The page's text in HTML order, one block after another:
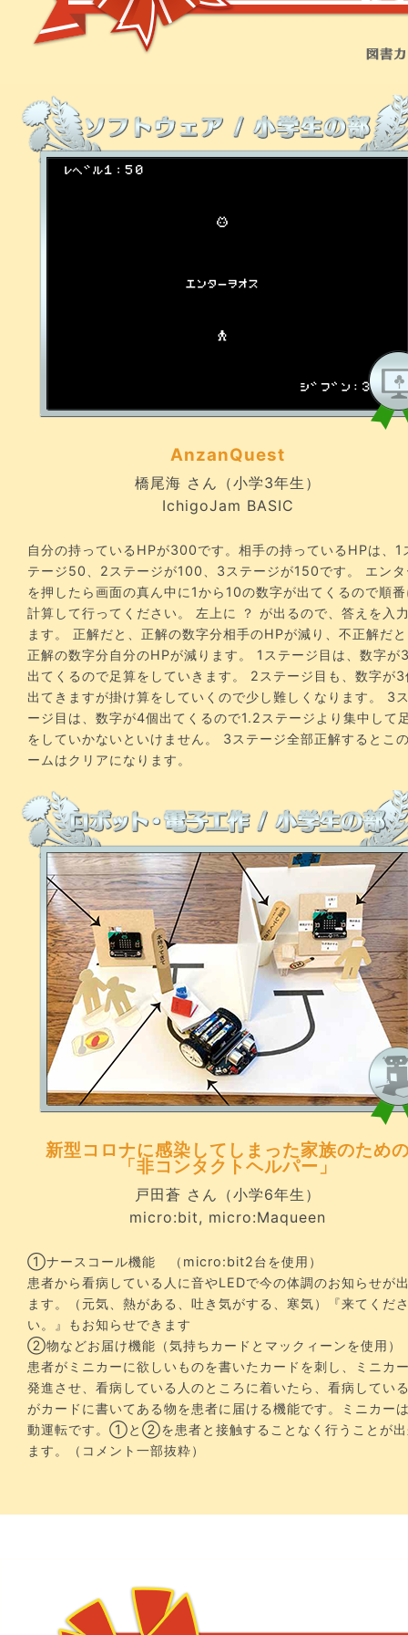
AnzanQuest
橋尾海 さん（小学3年生）
IchigoJam BASIC
自分の持っているHPが300です。相手の持っているHPは、1
テージ50、2ステージが100、3ステージが150です。 エン
を押したら画面の真ん中に1から10の数字が出てくるので順
計算して行ってください。 左上に ？ が出るので、答えを入
ます。 正解だと、正解の数字分相手のHPが減り、不正解だ
正解の数字分自分のHPが減ります。 1ステージ目は、数字が
出てくるので足算をしていきます。 2ステージ目も、数字が3
出てきますが掛け算をしていくので少し難しくなります。 3
ージ目は、数字が4個出てくるので1.2ステージより集中して
をしていかないといけません。 3ステージ全部正解するとこ
ームはクリアになります。
新型コロナに感染してしまった家族のため
「非コンタクトヘルパー」
戸田蒼 さん（小学6年生）
micro:bit, micro:Maqueen
①ナースコール機能 （micro:bit2台を使用）
患者から看病している人に音やLEDで今の体調のお知らせが
ます。（元気、熱がある、吐き気がする、寒気）『来てくだ
い。』もお知らせできます
②物などお届け機能（気持ちカードとマックィーンを使用）
患者がミニカーに欲しいものを書いたカードを刺し、ミニカ
発進させ、看病している人のところに着いたら、看病してい
がカードに書いてある物を患者に届ける機能です。ミニカー
動運転です。①と②を患者と接触することなく行うことが
ます。（コメント一部抜粋）